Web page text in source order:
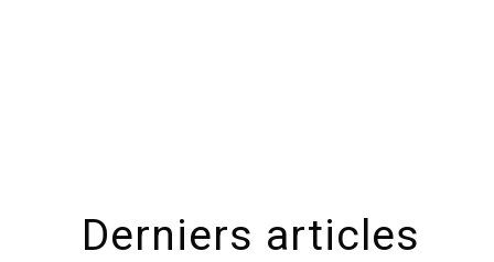
Derniers articles